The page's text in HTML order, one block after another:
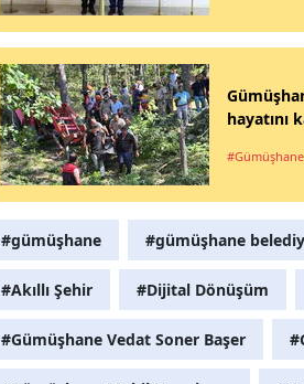
hayatını
#Gümüşhane
#gümüşhane #gümüşhane
#Akıllı Şehir #Dijital Dönüşüm
#Gümüşhane Vedat Soner Başer